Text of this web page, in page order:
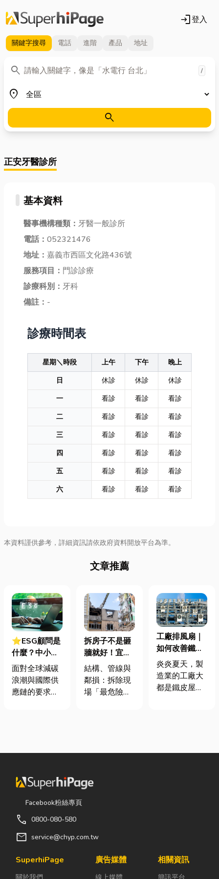
login登入
關鍵字搜尋 電話 進階 產品 地址
search
關鍵字 /
place
地區
search
正安牙醫診所
基本資料
醫事機構種類： 牙醫一般診所
電話： 052321476
地址： 嘉義市西區文化路436號
服務項目： 門診診療
診療科別： 牙科
備註： -
診療時間表
星期＼時段 上午 下午
晚上
日
休診 休診
休診
一
看診 看診
看診
二
看診 看診
看診
三
看診 看診
看診
四
看診 看診
看診
五
看診 看診
看診
六
看診 看診 看診
本資料謹供參考，詳細資訊請依政府資料開放平台為準。
文章推薦
⭐ESG顧問是
什麼？中小企
業挑選四大永
續顧問服務的
實用指南
面對全球減碳
浪潮與國際供
應鏈的要求，
要求提供「碳
「永續報告
書」。這讓不
少傳產老闆感
底 ESG 永續是
什麼？我們公
真的需要找
拆房子不是砸
牆就好！宜蘭
裝潢拆除、水
泥切割施工前
必看的避坑指
結構、管線與
鄰損：拆除現
場「最危險的
混亂的環境
果沒做好，最
牆」，盲目亂
陷： 這是老屋
工廠排風扇｜
如何改善鐵皮
屋頂廠房的溫
度
炎炎夏天，製
造業的工廠大
都是鐵皮屋
置。 工廠排風
扇｜改善溫度
Facebook粉絲專頁
call 0800-080-580
mail service@chyp.com.tw
SuperhiPage
關於我們
廣告媒體
線上媒體
相關資訊
簡訊平台